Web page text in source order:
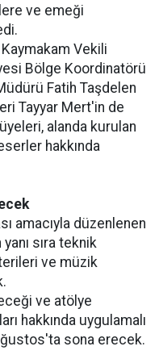
ve emeği
Vekili
Bölge Koordinatörü
Fatih Taşdelen
Tayyar Mert'in de
alanda kurulan
hakkında
amacıyla düzenlenen
sıra teknik
ve müzik
ve atölye
hakkında uygulamalı
sona erecek.